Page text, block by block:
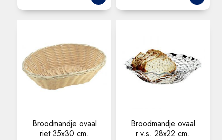
Broodmandje ovaal
riet 35x30 cm.
Broodmandje ovaal
r.v.s. 28x22 cm.